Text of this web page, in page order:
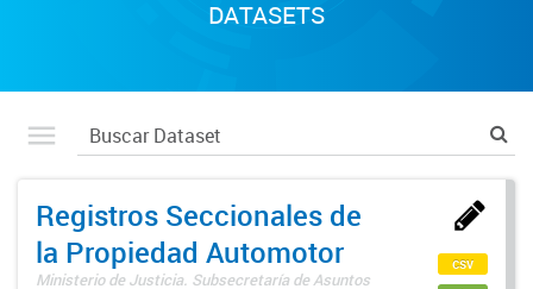
DATASETS
Registros Seccionales de
la Propiedad Automotor
Ministerio de Justicia. Subsecretaría de Asuntos
csv